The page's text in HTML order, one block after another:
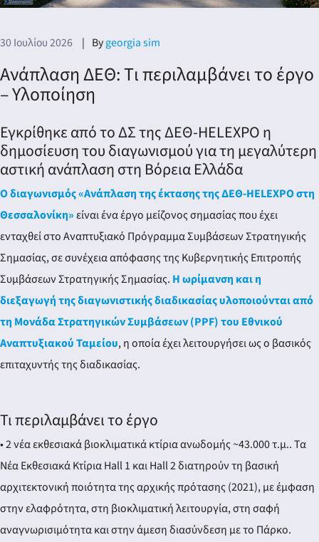
30 Ιουλίου 2026 Bygeorgia sim
Ανάπλαση ΔΕΘ: Tι περιλαμβάνει το έργο
– Υλοποίηση
Εγκρίθηκε από το ΔΣ της ΔΕΘ-HELEXPO η
δημοσίευση του διαγωνισμού για τη μεγαλύτερη
αστική ανάπλαση στη Βόρεια Ελλάδα
Ο διαγωνισμός «Ανάπλαση της έκτασης της ΔΕΘ-HELEXPO στη
Θεσσαλονίκη»είναι ένα έργο μείζονος σημασίας που έχει
ενταχθεί στο Αναπτυξιακό Πρόγραμμα Συμβάσεων Στρατηγικής
Σημασίας, σε συνέχεια απόφασης της Κυβερνητικής Επιτροπής
Συμβάσεων Στρατηγικής Σημασίας. Η ωρίμανση και η
διεξαγωγή της διαγωνιστικής διαδικασίας υλοποιούνται από
τη Μονάδα Στρατηγικών Συμβάσεων (PPF) του Εθνικού
Αναπτυξιακού Ταμείου, η οποία έχει λειτουργήσει ως ο βασικός
επιταχυντής της διαδικασίας.
Τι περιλαμβάνει το έργο
• 2 νέα εκθεσιακά βιοκλιματικά κτίρια ανωδομής ~43.000 τ.μ.. Τα
Νέα Εκθεσιακά Κτίρια Hall 1 και Hall 2 διατηρούν τη βασική
αρχιτεκτονική ποιότητα της αρχικής πρότασης (2021), με έμφαση
στην ελαφρότητα, στη βιοκλιματική λειτουργία, στη σαφή
αναγνωρισιμότητα και στην άμεση διασύνδεση με το Πάρκο.